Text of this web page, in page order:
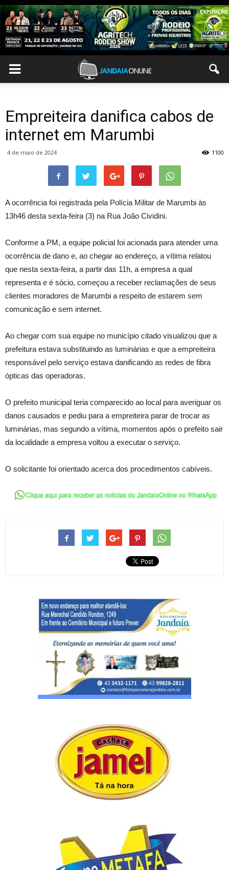
Empreiteira danifica cabos de
internet em Marumbi
4 de maio de 2024 1100
A ocorrência foi registrada pela Polícia Militar de Marumbi às
13h46 desta sexta-feira (3) na Rua João Cividini.
Conforme a PM, a equipe policial foi acionada para atender uma
ocorrência de dano e, ao chegar ao endereço, a vítima relatou
que nesta sexta-feira, a partir das 11h, a empresa a qual
representa e é sócio, começou a receber reclamações de seus
clientes moradores de Marumbi a respeito de estarem sem
comunicação e sem internet.
Ao chegar com sua equipe no município citado visualizou que a
prefeitura estava substituindo as luminárias e que a empreiteira
responsável pelo serviço estava danificando as redes de fibra
ópticas das operadoras.
O prefeito municipal teria comparecido ao local para averiguar os
danos causados e pediu para a empreiteira parar de trocar as
luminárias, mas segundo a vítima, momentos após o prefeito sair
da localidade a empresa voltou a executar o serviço.
O solicitante foi orientado acerca dos procedimentos cabíveis.